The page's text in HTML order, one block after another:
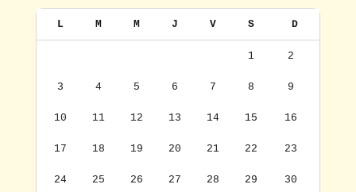
L M M J V S D
1 2
3 4 5 6 7 8 9
10 11 12 13 14 15 16
17 18 19 20 21 22 23
24 25 26 27 28 29 30